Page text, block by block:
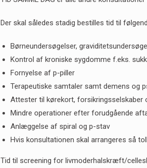
Der skal således stadig bestilles tid til
Børneundersøgelser,
Kontrol af kroniske sygdomme f.eks.
Fornyelse af p-piller
Terapeutiske samtaler samt demens og
Attester til kørekort, forsikringsselskaber
Mindre operationer efter forudgående
Anlæggelse af spiral og p-stav
Hvis konsultationen skal arrangeres så
Tid til screening for livmoderhalskræft/